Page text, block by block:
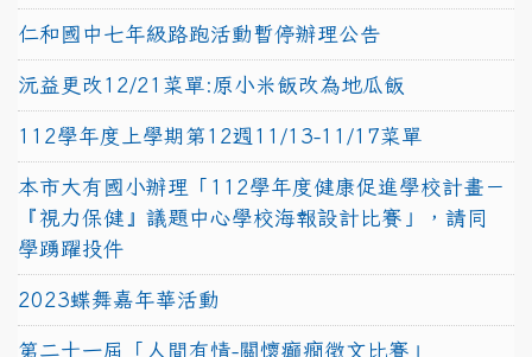
仁和國中七年級路跑活動暫停辦理公告
沅益更改12/21菜單:原小米飯改為地瓜飯
112學年度上學期第12週11/13-11/17菜單
本市大有國小辦理「112學年度健康促進學校計畫－
『視力保健』議題中心學校海報設計比賽」，請同
學踴躍投件
2023蝶舞嘉年華活動
第二十一屆「人間有情-關懷癲癇徵文比賽」